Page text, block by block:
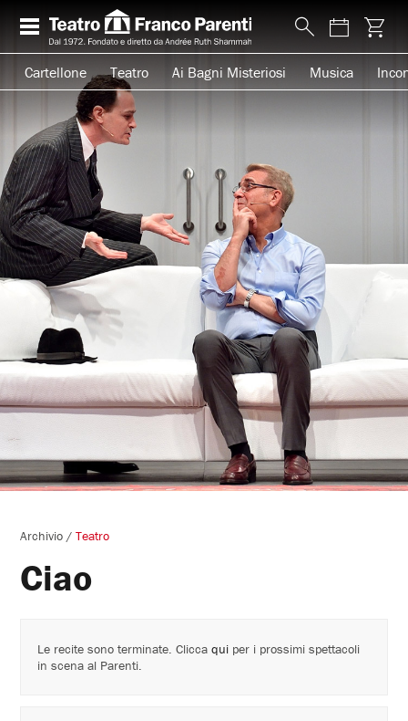
Cartellone Teatro Ai Bagni Misteriosi Musica
Archivio /Teatro
Ciao
Le recite sono terminate. Cliccaqui per i prossimi spettacoli
in scena al Parenti.